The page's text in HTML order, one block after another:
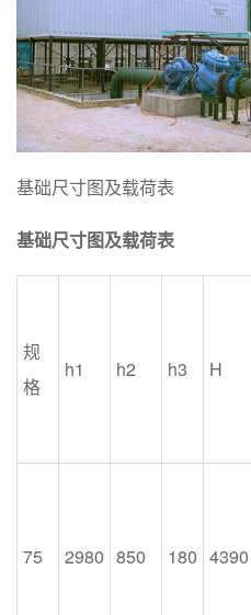
基础尺寸图及载荷表
基础尺寸图及载荷表
规
格
h1 h2 h3 H
75 2980 850 180 4390